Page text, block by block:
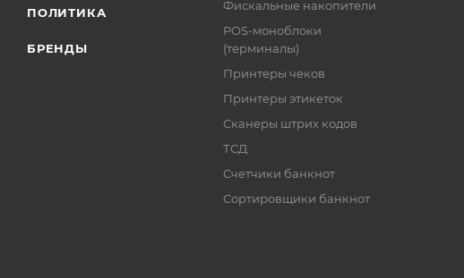
ПОЛИТИКА
БРЕНДЫ
Фискальные накопители
POS-моноблоки
(терминалы)
Принтеры чеков
Принтеры этикеток
Сканеры штрих кодов
ТСД
Счетчики банкнот
Сортировщики банкнот